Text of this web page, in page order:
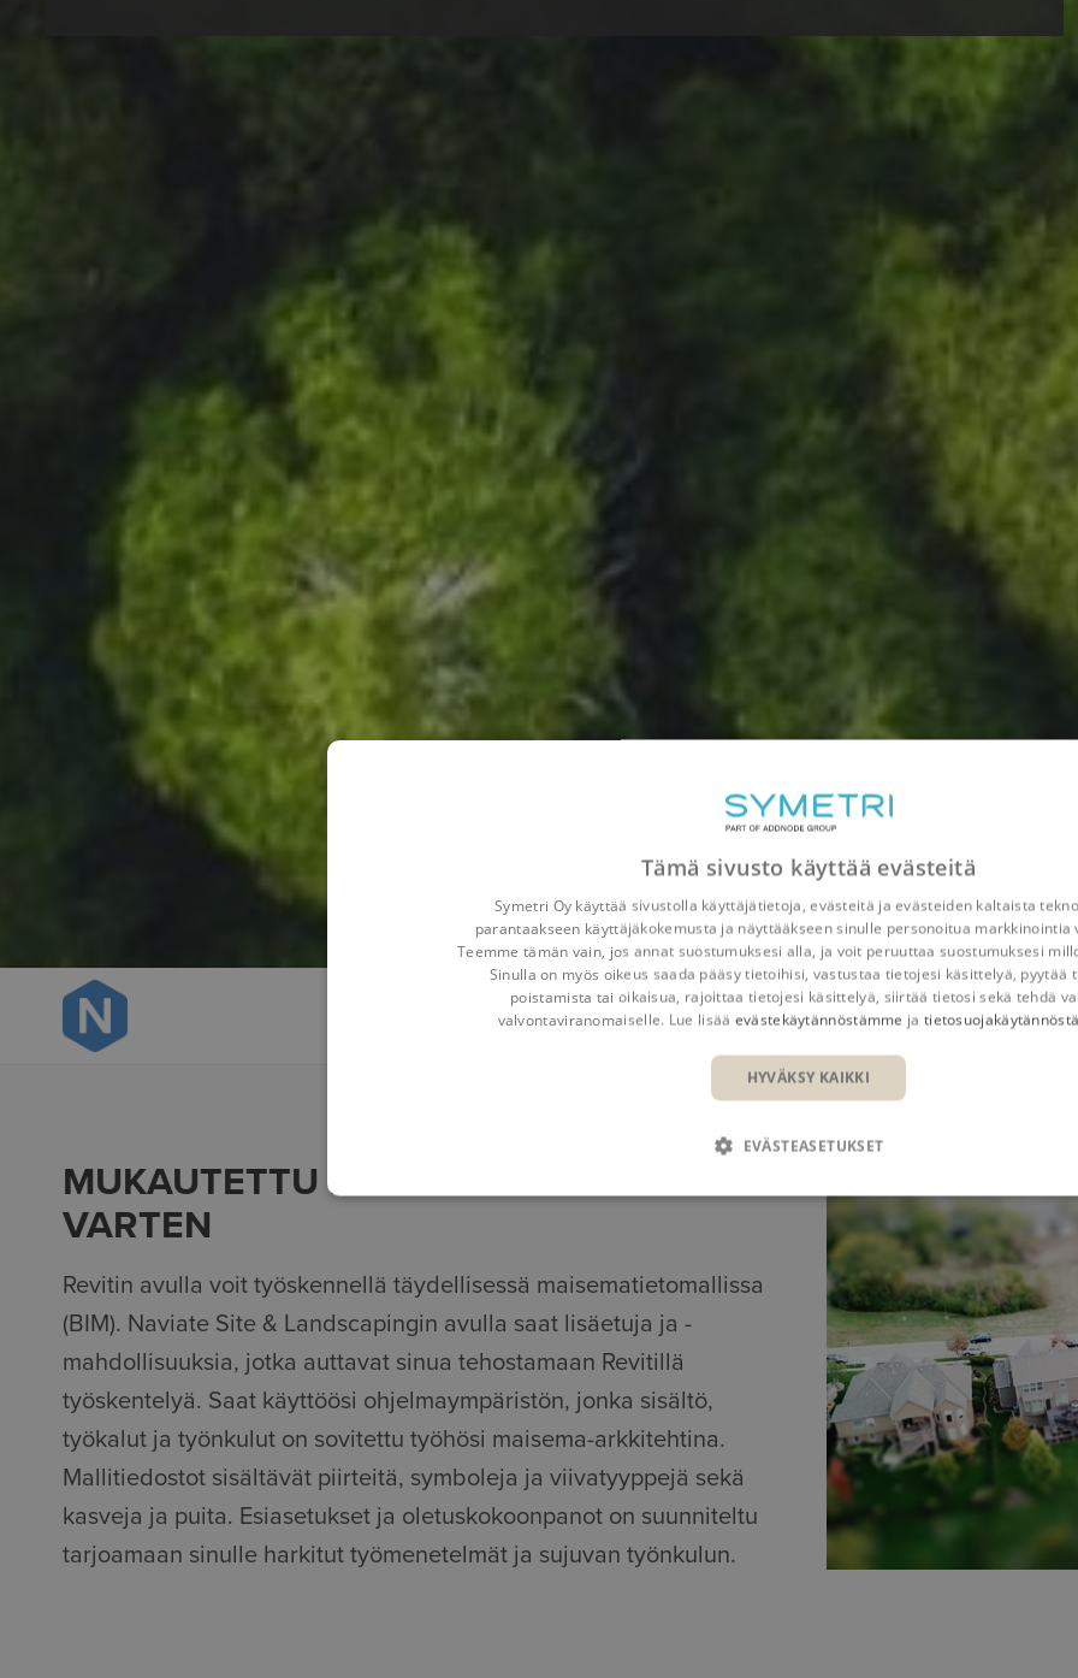
Yleiskatsaus Hyödyt Toiminnot Referenssit Resurssit
MUKAUTETTU MAISEMA-ARKKITEHTEJA
VARTEN
Revitin avulla voit työskennellä täydellisessä maisematietomallissa
(BIM). Naviate Site & Landscapingin avulla saat lisäetuja ja -
mahdollisuuksia, jotka auttavat sinua tehostamaan Revitillä
työskentelyä. Saat käyttöösi ohjelmaympäristön, jonka sisältö,
työkalut ja työnkulut on sovitettu työhösi maisema-arkkitehtina.
Mallitiedostot sisältävät piirteitä, symboleja ja viivatyyppejä sekä
kasveja ja puita. Esiasetukset ja oletuskokoonpanot on suunniteltu
tarjoamaan sinulle harkitut työmenetelmät ja sujuvan työnkulun.
Tämä sivusto käyttää evästeitä
Symetri Oy käyttää sivustolla käyttäjätietoja, evästeitä ja evästeiden kaltaista
parantaakseen käyttäjäkokemusta ja näyttääkseen sinulle personoitua markkinointia
Teemme tämän vain, jos annat suostumuksesi alla, ja voit peruuttaa suostumuksesi
Sinulla on myös oikeus saada pääsy tietoihisi, vastustaa tietojesi käsittelyä, pyytää
poistamista tai oikaisua, rajoittaa tietojesi käsittelyä, siirtää tietosi sekä tehdä
valvontaviranomaiselle. Lue lisää evästekäytännöstämme ja
HYVÄKSY KAIKKI
EVÄSTEASETUKSET